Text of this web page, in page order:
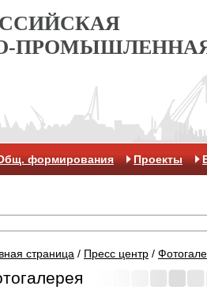
формирования Проекты
страница / Пресс центр /